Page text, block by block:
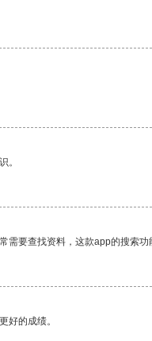
。
要查找资料，这款app的搜索功
好的成绩。